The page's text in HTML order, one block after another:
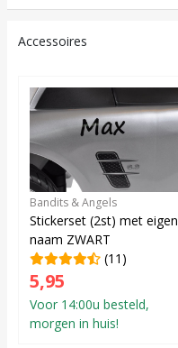
Accessoires
Bandits & Angels
Stickerset (2st) met eigen
naam ZWART
(11)
5,95
Voor 14:00u besteld,
morgen in huis!